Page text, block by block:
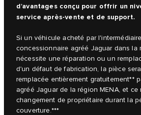
d’avantages conçu pour offrir un
service après-vente et de support.
Si un véhicule acheté par
concessionnaire agréé Jaguar dans la
nécessite une réparation ou un
d'un défaut de fabrication, la pièce
remplacée entièrement gratuitement**
agréé Jaguar de la région MENA, et ce
changement de propriétaire durant la
couverture.***